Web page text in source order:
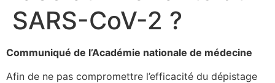
SARS-CoV-2 ?
Communiqué de l’Académie nationale de médecine
Afin de ne pas compromettre l’efficacité du dépistage